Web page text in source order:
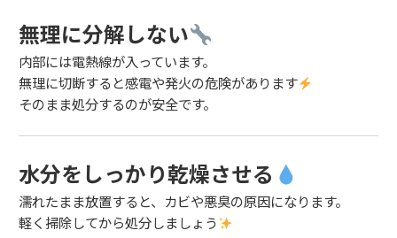
無理に分解しない
内部には電熱線が入っています。
無理に切断すると感電や発火の危険があります
そのまま処分するのが安全です。
水分をしっかり乾燥させる
濡れたまま放置すると、カビや悪臭の原因になります。
軽く掃除してから処分しましょう